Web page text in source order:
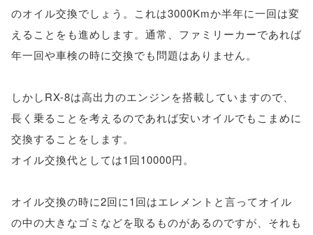
のオイル交換でしょう。これは3000Kmか半年に一回は変
えることをも進めします。通常、ファミリーカーであれば
年一回や車検の時に交換でも問題はありません。
しかしRX-8は高出力のエンジンを搭載していますので、
長く乗ることを考えるのであれば安いオイルでもこまめに
交換することをします。
オイル交換代としては1回10000円。
オイル交換の時に2回に1回はエレメントと言ってオイル
の中の大きなゴミなどを取るものがあるのですが、それも